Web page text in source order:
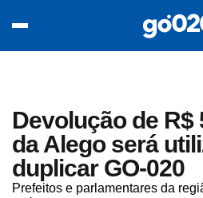
Devolução de R$
da Alego será
duplicar GO-020
Prefeitos e parlamentares da
acontece agora
entretenimento
vídeos
pod020